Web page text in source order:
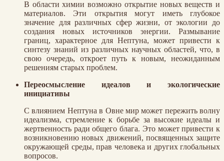
В области химии возможно открытие новых веществ и
материалов. Эти открытия могут иметь глубокое
значение для различных сфер жизни, от экологии до
создания новых источников энергии. Размывание
границ, характерное для Нептуна, может привести к
синтезу знаний из различных научных областей, что, в
свою очередь, откроет путь к новым, неожиданным
решениям старых проблем.
Переосмысление идеалов и экологические
инициативы
С влиянием Нептуна в Овне мир может пережить волну
идеализма, стремление к борьбе за высокие идеалы и
жертвенность ради общего блага. Это может привести к
возникновению новых движений, посвященных защите
окружающей среды, прав человека и других глобальных
вопросов.